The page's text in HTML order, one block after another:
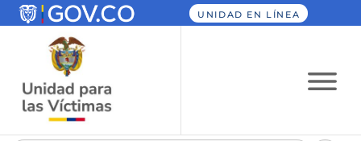
UNIDAD EN LÍNEA